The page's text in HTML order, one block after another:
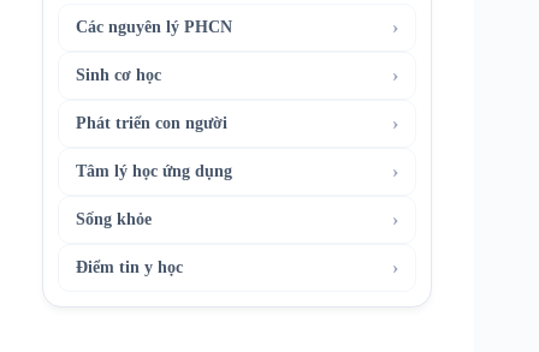
Các nguyên lý PHCN ›
Sinh cơ học ›
Phát triển con người ›
Tâm lý học ứng dụng ›
Sống khỏe ›
Điểm tin y học ›